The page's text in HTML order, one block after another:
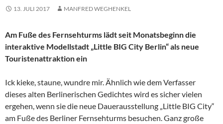
13. JULI 2017 MANFRED WEGHENKEL
Am Fuße des Fernsehturms lädt seit Monatsbeginn die
interaktive Modellstadt „Little BIG City Berlin“ als neue
Touristenattraktion ein
Ick kieke, staune, wundre mir. Ähnlich wie dem Verfasser
dieses alten Berlinerischen Gedichtes wird es sicher vielen
ergehen, wenn sie die neue Dauerausstellung „Little BIG City“
am Fuße des Berliner Fernsehturms besuchen. Ganz große